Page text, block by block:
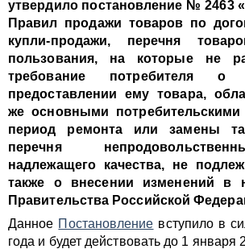
утвердило постановление № 2463
Правил продажи товаров по
купли-продажи, перечня
пользования, на которые не
требование потребителя о
предоставлении ему товара,
же основными
период ремонта или замены
перечня
надлежащего качества, не
также о внесении изменений в
Правительства Российской
Данное Постановление вступило в
года и будет действовать до 1 января